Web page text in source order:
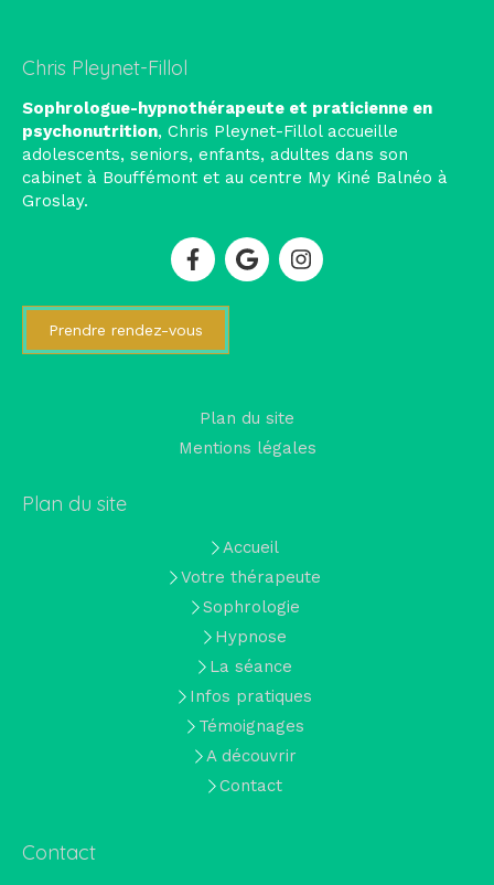
Chris Pleynet-Fillol
Sophrologue-hypnothérapeute et praticienne en
psychonutrition, Chris Pleynet-Fillol accueille
adolescents, seniors, enfants, adultes dans son
cabinet à Bouffémont et au centre My Kiné Balnéo à
Groslay.
Prendre rendez-vous
Plan du site
Mentions légales
Plan du site
Accueil
Votre thérapeute
Sophrologie
Hypnose
La séance
Infos pratiques
Témoignages
A découvrir
Contact
Contact